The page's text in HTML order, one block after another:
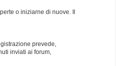
o iniziarne di nuove. Il
prevede,
inviati ai forum,